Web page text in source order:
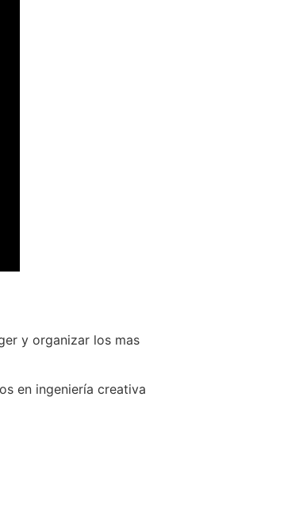
y organizar los mas
en ingeniería creativa